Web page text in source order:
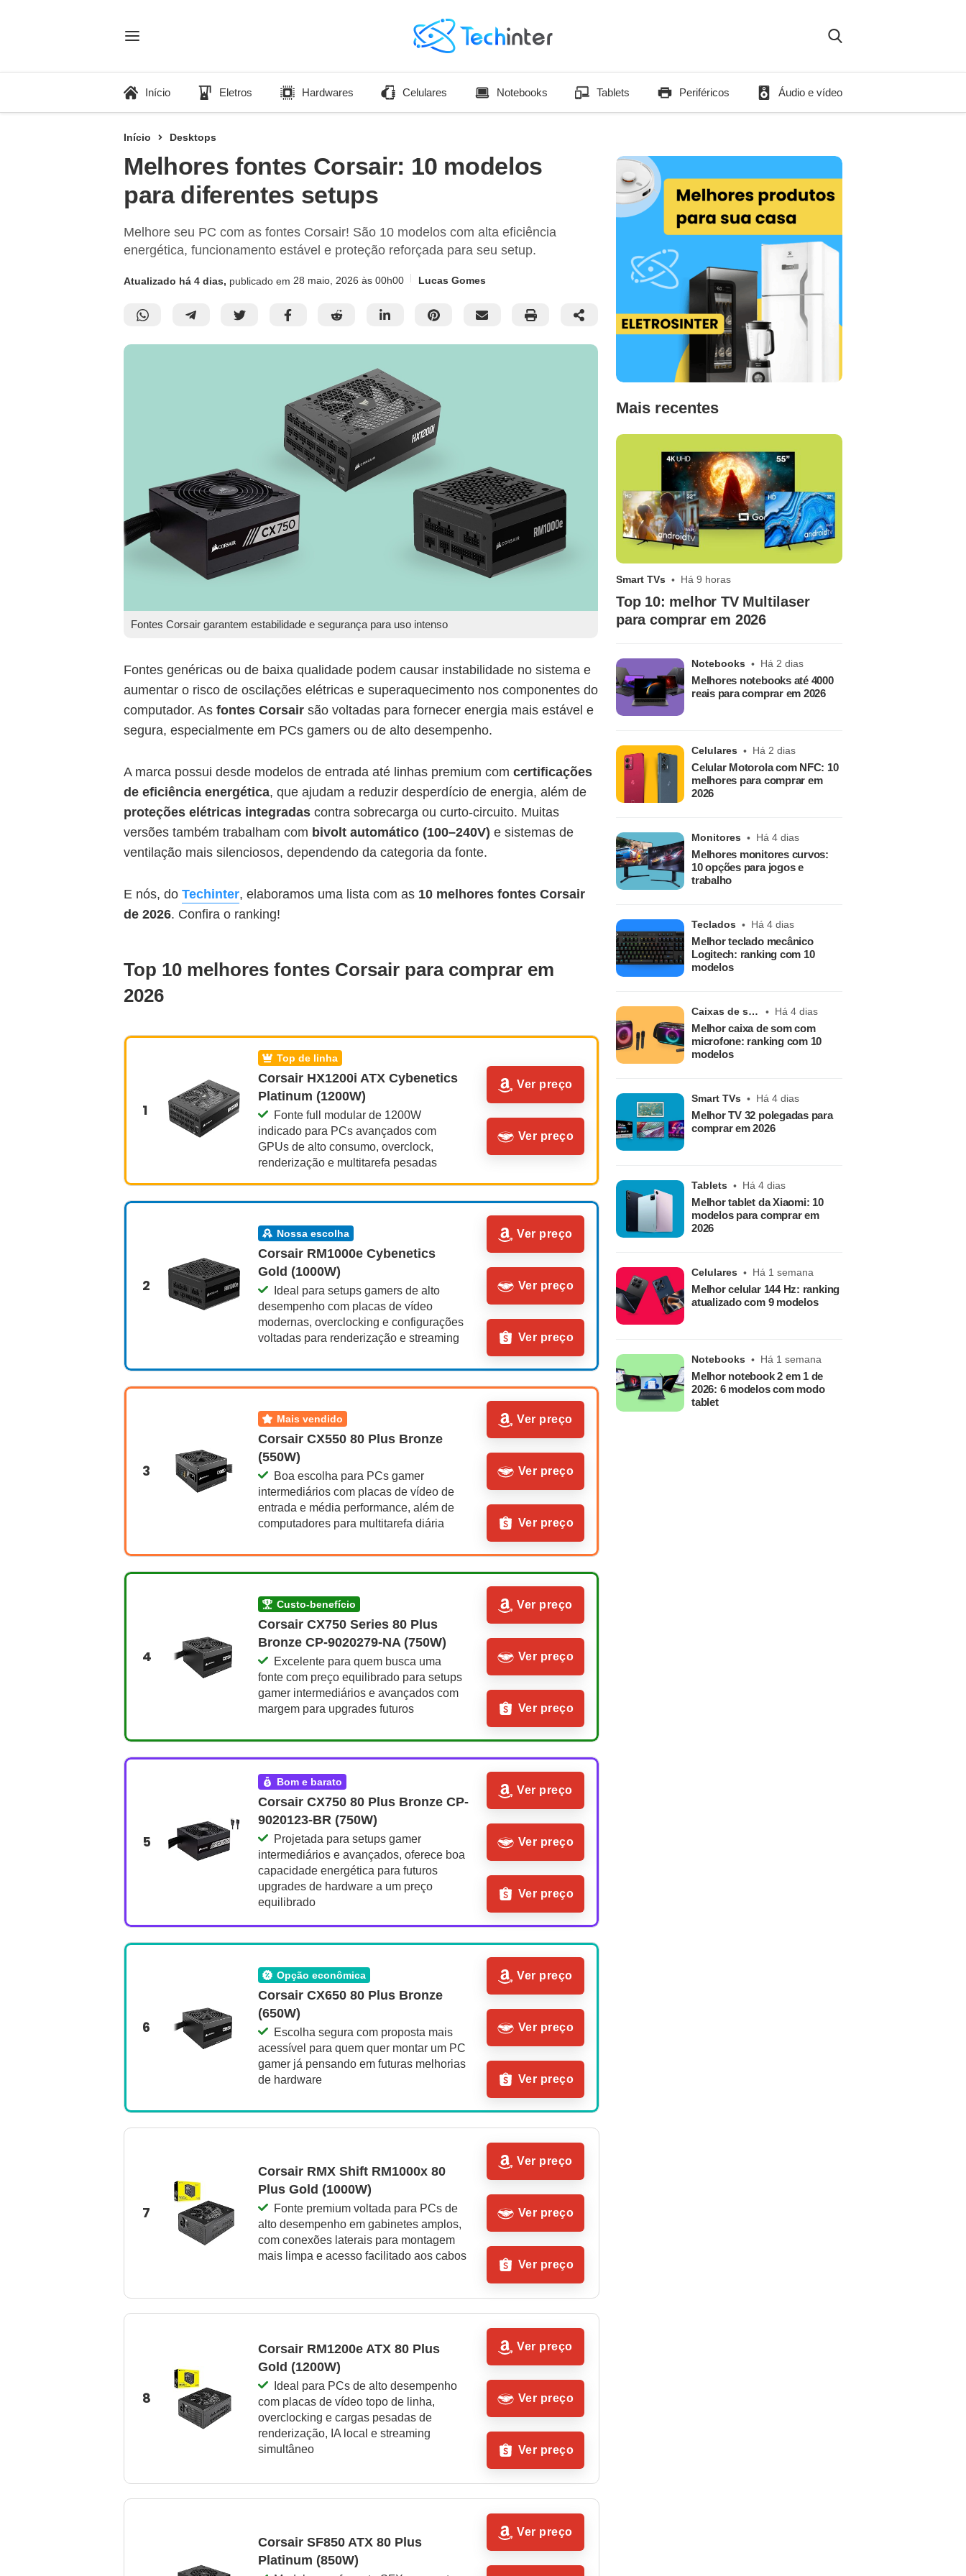
Início Eletros Hardwares Celulares Notebooks Tablets Periféricos Áudio e vídeo
Início Desktops
Melhores fontes Corsair: 10 modelos
para diferentes setups
Melhore seu PC com as fontes Corsair! São 10 modelos com alta eficiência
energética, funcionamento estável e proteção reforçada para seu setup.
Atualizado há 4 dias, publicado em 28 maio, 2026 às 00h00 Lucas Gomes
Fontes Corsair garantem estabilidade e segurança para uso intenso
Fontes genéricas ou de baixa qualidade podem causar instabilidade no sistema e
aumentar o risco de oscilações elétricas e superaquecimento nos componentes do
computador. As fontes Corsair são voltadas para fornecer energia mais estável e
segura, especialmente em PCs gamers ou de alto desempenho.
A marca possui desde modelos de entrada até linhas premium com certificações
de eficiência energética, que ajudam a reduzir desperdício de energia, além de
proteções elétricas integradas contra sobrecarga ou curto-circuito. Muitas
versões também trabalham com bivolt automático (100–240V) e sistemas de
ventilação mais silenciosos, dependendo da categoria da fonte.
E nós, do Techinter, elaboramos uma lista com as 10 melhores fontes Corsair
de 2026. Confira o ranking!
Top 10 melhores fontes Corsair para comprar em
2026
1
top de linha
Corsair HX1200i ATX Cybenetics
Platinum (1200W)
Fonte full modular de 1200W
indicado para PCs avançados com
GPUs de alto consumo, overclock,
renderização e multitarefa pesadas
Ver preço
Ver preço
2
nossa escolha
Corsair RM1000e Cybenetics
Gold (1000W)
Ideal para setups gamers de alto
desempenho com placas de vídeo
modernas, overclocking e configurações
voltadas para renderização e streaming
Ver preço
Ver preço
Ver preço
3
mais vendido
Corsair CX550 80 Plus Bronze
(550W)
Boa escolha para PCs gamer
intermediários com placas de vídeo de
entrada e média performance, além de
computadores para multitarefa diária
Ver preço
Ver preço
Ver preço
4
custo-benefício
Corsair CX750 Series 80 Plus
Bronze CP-9020279-NA (750W)
Excelente para quem busca uma
fonte com preço equilibrado para setups
gamer intermediários e avançados com
margem para upgrades futuros
Ver preço
Ver preço
Ver preço
5
bom e barato
Corsair CX750 80 Plus Bronze CP-
9020123-BR (750W)
Projetada para setups gamer
intermediários e avançados, oferece boa
capacidade energética para futuros
upgrades de hardware a um preço
equilibrado
Ver preço
Ver preço
Ver preço
6
opção econômica
Corsair CX650 80 Plus Bronze
(650W)
Escolha segura com proposta mais
acessível para quem quer montar um PC
gamer já pensando em futuras melhorias
de hardware
Ver preço
Ver preço
Ver preço
7
Corsair RMX Shift RM1000x 80
Plus Gold (1000W)
Fonte premium voltada para PCs de
alto desempenho em gabinetes amplos,
com conexões laterais para montagem
mais limpa e acesso facilitado aos cabos
Ver preço
Ver preço
Ver preço
8
Corsair RM1200e ATX 80 Plus
Gold (1200W)
Ideal para PCs de alto desempenho
com placas de vídeo topo de linha,
overclocking e cargas pesadas de
renderização, IA local e streaming
simultâneo
Ver preço
Ver preço
Ver preço
Corsair SF850 ATX 80 Plus
Platinum (850W)
Ver preço
Mais recentes
Smart TVs Há 9 horas
Top 10: melhor TV Multilaser
para comprar em 2026
Notebooks Há 2 dias
Melhores notebooks até 4000
reais para comprar em 2026
Celulares Há 2 dias
Celular Motorola com NFC: 10
melhores para comprar em
2026
Monitores Há 4 dias
Melhores monitores curvos:
10 opções para jogos e
trabalho
Teclados Há 4 dias
Melhor teclado mecânico
Logitech: ranking com 10
modelos
Caixas de som Há 4 dias
Melhor caixa de som com
microfone: ranking com 10
modelos
Smart TVs Há 4 dias
Melhor TV 32 polegadas para
comprar em 2026
Tablets Há 4 dias
Melhor tablet da Xiaomi: 10
modelos para comprar em
2026
Celulares Há 1 semana
Melhor celular 144 Hz: ranking
atualizado com 9 modelos
Notebooks Há 1 semana
Melhor notebook 2 em 1 de
2026: 6 modelos com modo
tablet